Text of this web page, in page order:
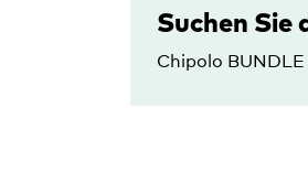
Suchen Sie
Chipolo